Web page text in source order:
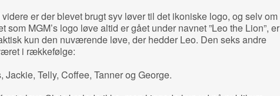
videre er der blevet brugt syv løver til det ikoniske logo, og selv om
som MGM’s logo løve altid er gået under navnet ”Leo the Lion”, er
kun den nuværende løve, der hedder Leo. Den seks andre
i rækkefølge:
Jackie, Telly, Coffee, Tanner og George.